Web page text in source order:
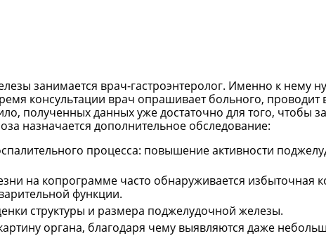
занимается врач-гастроэнтеролог. Именно к нему
консультации врач опрашивает больного, проводит
полученных данных уже достаточно для того, чтобы
назначается дополнительное обследование:
процесса: повышение активности
на копрограмме часто обнаруживается избыточная
функции.
структуры и размера поджелудочной железы.
органа, благодаря чему выявляются даже